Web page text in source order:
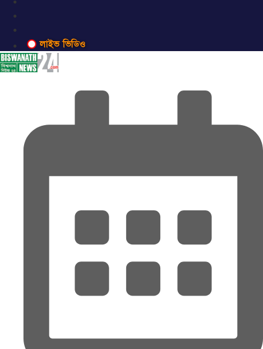
লাইভ ভিডিও